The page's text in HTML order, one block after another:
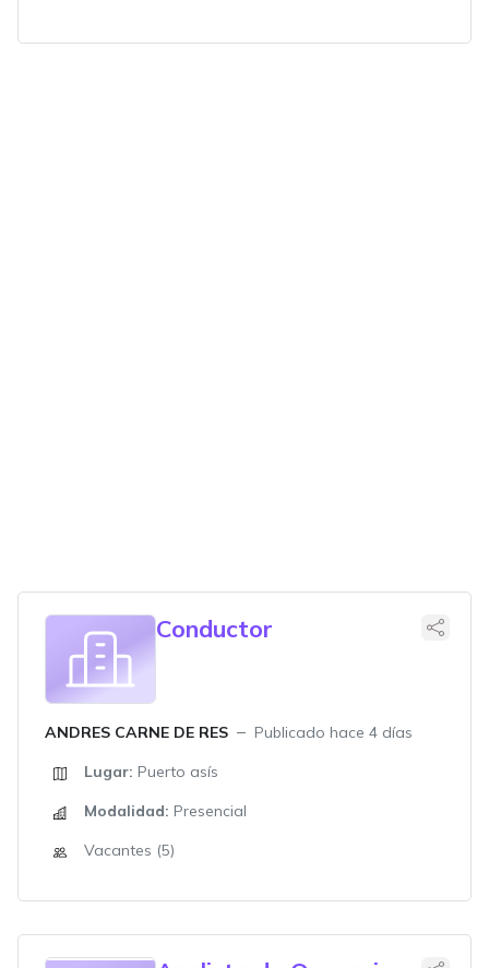
Conductor
ANDRES CARNE DE RES
Publicado hace 4 días
Lugar: Puerto asís
Modalidad: Presencial
Vacantes (5)